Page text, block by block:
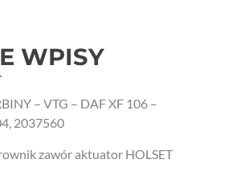
WPISY
– VTG – DAF XF 106 –
2037560
zawór aktuator HOLSET